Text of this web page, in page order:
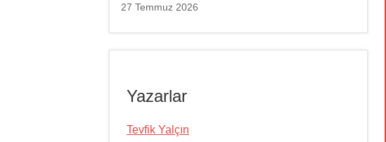
27 Temmuz 2026
Yazarlar
Tevfik Yalçın